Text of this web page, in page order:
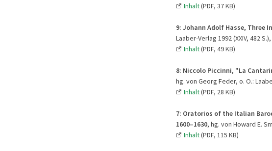
Inhalt(PDF, 37 KB)
9: Johann Adolf Hasse, Three
Laaber-Verlag 1992 (XXIV, 482
Inhalt(PDF, 49 KB)
8: Niccolo Piccinni, "La
hg. von Georg Feder, o. O.:
Inhalt(PDF, 28 KB)
7: Oratorios of the Italian
1600–1630, hg. von Howard E.
Inhalt(PDF, 115 KB)